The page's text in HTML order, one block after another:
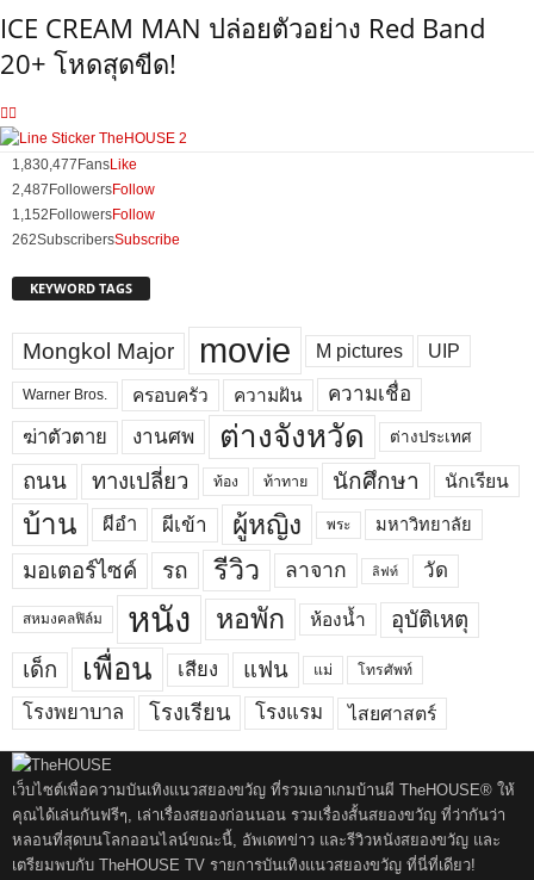
ICE CREAM MAN ปล่อยตัวอย่าง Red Band
20+ โหดสุดขีด!
1,830,477FansLike
2,487FollowersFollow
1,152FollowersFollow
262SubscribersSubscribe
KEYWORD TAGS
Mongkol Major movie M pictures UIP
Warner Bros. ครอบครัว ความฝัน
ความเชื่อ
ฆ่าตัวตาย
งานศพ ต่างจังหวัด ต่างประเทศ
ถนน ทางเปลี่ยว ท้อง ท้าทาย นักศึกษา นักเรียน
บ้าน ผีอำ ผีเข้า ผู้หญิง พระ มหาวิทยาลัย
มอเตอร์ไซค์ รถ รีวิว ลาจาก ลิฟท์ วัด
สหมงคลฟิล์ม หนัง หอพัก ห้องน้ำ
อุบัติเหตุ
เด็ก
เพื่อน เสียง แฟน แม่ โทรศัพท์
โรงพยาบาล โรงเรียน โรงแรม ไสยศาสตร์
เว็บไซต์เพื่อความบันเทิงแนวสยองขวัญ ที่รวมเอาเกมบ้านผี TheHOUSE® ให้
คุณได้เล่นกันฟรีๆ, เล่าเรื่องสยองก่อนนอน รวมเรื่องสั้นสยองขวัญ ที่ว่ากันว่า
หลอนที่สุดบนโลกออนไลน์ขณะนี้, อัพเดทข่าว และรีวิวหนังสยองขวัญ และ
เตรียมพบกับ TheHOUSE TV รายการบันเทิงแนวสยองขวัญ ที่นี่ที่เดียว!